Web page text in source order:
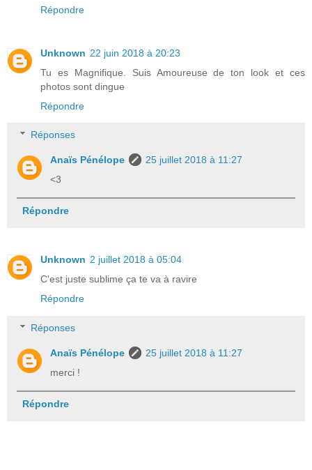
Répondre
Unknown 22 juin 2018 à 20:23
Tu es Magnifique. Suis Amoureuse de ton look et ces
photos sont dingue
Répondre
Réponses
Anaïs Pénélope
25 juillet 2018 à 11:27
<3
Répondre
Unknown 2 juillet 2018 à 05:04
C'est juste sublime ça te va à ravire
Répondre
Réponses
Anaïs Pénélope
25 juillet 2018 à 11:27
merci !
Répondre